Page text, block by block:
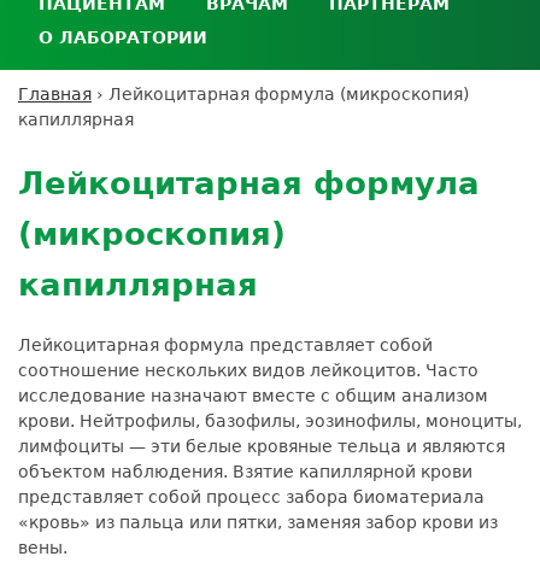
Анализы и цены
Где сдать анализы
Выезд на дом
Подготовка к анализам
Расшифровка анализов
ПАЦИЕНТАМ
Личный кабинет пациента
Дисконтная программа
ДМС
Усиление профилактических мер для
безопасности пациентов
ВРАЧАМ
Сотрудничество
ПАРТНЕРАМ
кабинет
партнёра
Экскурсия в
лабораторию
О ЛАБОРАТОРИИ
Контроль качества
Документы
Вы
Главная › Лейкоцитарная формула (микроскопия)
капиллярная
to
top
Лейкоцитарная формула
(микроскопия)
капиллярная
Лейкоцитарная формула представляет собой
соотношение нескольких видов лейкоцитов. Часто
исследование назначают вместе с общим анализом
крови. Нейтрофилы, базофилы, эозинофилы, моноциты,
лимфоциты — эти белые кровяные тельца и являются
объектом наблюдения. Взятие капиллярной крови
представляет собой процесс забора биоматериала
«кровь» из пальца или пятки, заменяя забор крови из
вены.